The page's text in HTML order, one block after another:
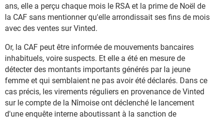
ans, elle a perçu chaque mois le RSA et la prime de Noël de
la CAF sans mentionner qu'elle arrondissait ses fins de mois
avec des ventes sur Vinted.
Or, la CAF peut être informée de mouvements bancaires
inhabituels, voire suspects. Et elle a été en mesure de
détecter des montants importants générés par la jeune
femme et qui semblaient ne pas avoir été déclarés. Dans ce
cas précis, les virements réguliers en provenance de Vinted
sur le compte de la Nîmoise ont déclenché le lancement
d'une enquête interne aboutissant à la sanction de